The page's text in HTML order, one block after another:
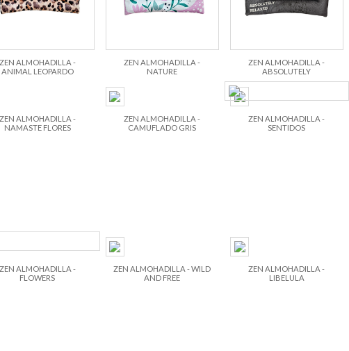
ZEN ALMOHADILLA -
ANIMAL LEOPARDO
ZEN ALMOHADILLA -
NATURE
ZEN ALMOHADILLA -
ABSOLUTELY
ZEN ALMOHADILLA -
NAMASTE FLORES
ZEN ALMOHADILLA -
CAMUFLADO GRIS
ZEN ALMOHADILLA -
SENTIDOS
ZEN ALMOHADILLA -
FLOWERS
ZEN ALMOHADILLA - WILD
AND FREE
ZEN ALMOHADILLA -
LIBELULA